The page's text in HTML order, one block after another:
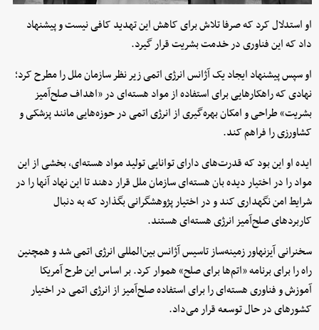
او استدلال کرد که صرفا تلاش برای کاهش این تهدید کافی نیست و پیشنهاد
داد که این فناوری در خدمت بشریت قرار گیرد.
او سپس پیشنهاد ایجاد یک آژانس انرژی اتمی زیر نظر سازمان ملل را مطرح کرد؛
نهادی که راهکارهایی برای استفاده از مواد هسته‌ای در «اهداف صلح‌آمیز
بشریت» طراحی و امکان بهره‌گیری از انرژی اتمی در حوزه‌هایی مانند پزشکی و
کشاورزی را فراهم کند.
ایده او این بود که قدرت‌های دارای توانایی تولید مواد هسته‌ای، بخشی از این
مواد را در اختیار دیده بان هسته‌ای سازمان ملل قرار دهند تا این نهاد آنها را در
شرایط امن نگهداری کند و در اختیار پژوهشگرانی بگذارد که به دنبال
کاربردهای صلح‌آمیز انرژی هسته‌ای هستند.
سخنرانی آیزنهاور زمینه‌ساز تاسیس آژانس بین‌المللی انرژی اتمی شد و همچنین
راه را برای برنامه «اتم‌ها برای صلح» هموار کرد. بر اساس این طرح آمریکا
آموزش و فناوری هسته‌ای را برای استفاده صلح‌آمیز از انرژی اتمی در اختیار
کشورهای در حال توسعه قرار می‌داد.